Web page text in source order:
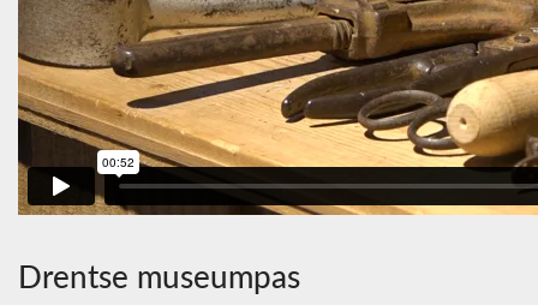
Drentse museumpas